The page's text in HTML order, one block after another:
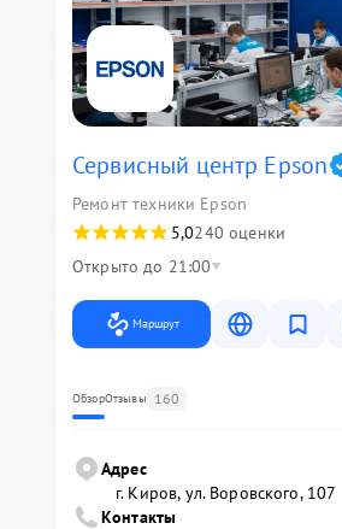
Сервисный центр Epson
Ремонт техники Epson
5,0240 оценки
Открыто до 21:00
Маршрут
ОбзорОтзывы 160
Адрес
г. Киров, ул. Воровского, 107
Контакты